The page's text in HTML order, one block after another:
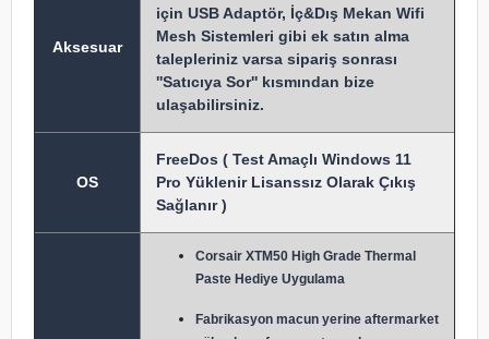
Aksesuar
için USB Adaptör, İç&Dış Mekan Wifi
Mesh Sistemleri gibi ek satın alma
talepleriniz varsa sipariş sonrası
''Satıcıya Sor'' kısmından bize
ulaşabilirsiniz.
OS
FreeDos ( Test Amaçlı Windows 11
Pro Yüklenir Lisanssız Olarak Çıkış
Sağlanır )
Corsair XTM50 High Grade Thermal
Paste Hediye Uygulama
Fabrikasyon macun yerine aftermarket